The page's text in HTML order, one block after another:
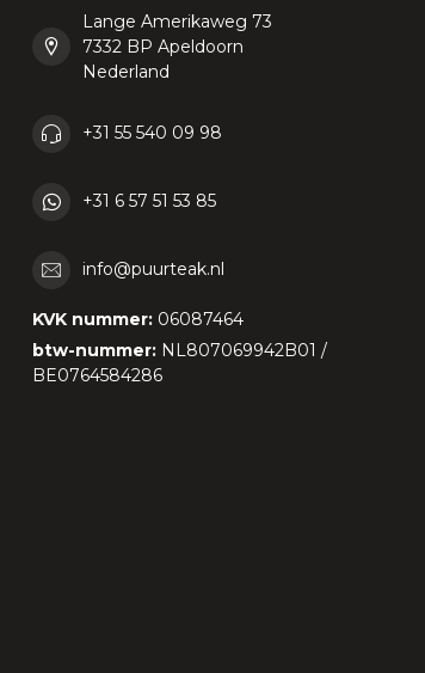
Lange Amerikaweg 73
7332 BP Apeldoorn
Nederland
+31 55 540 09 98
+31 6 57 51 53 85
info@puurteak.nl
KVK nummer: 06087464
btw-nummer: NL807069942B01 /
BE0764584286